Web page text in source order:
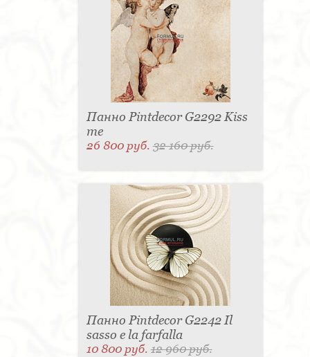
Мыльница - 1Подставка под зонт - 1
Спальня - 1
Панно Pintdecor G2292 Kiss
me
26 800 руб.32 160 руб.
Панно Pintdecor G2242 Il
sasso e la farfalla
10 800 руб.12 960 руб.